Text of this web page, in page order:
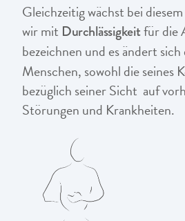
Gleichzeitig wächst bei diesem
wir mit Durchlässigkeitfür die
bezeichnen und es ändert sich
Menschen, sowohl die seines
bezüglich seiner Sicht auf
Störungen und Krankheiten.